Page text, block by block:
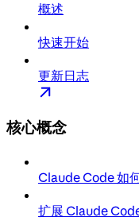
概述
快速开始
更新日志
核心概念
Claude Code 如
扩展 Claude